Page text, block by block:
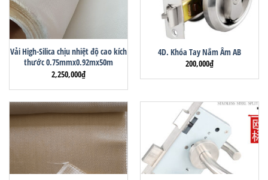
Vải High-Silica chịu nhiệt độ cao kích
thước 0.75mmx0.92mx50m
2,250,000₫
4D. Khóa Tay Nắm Âm AB
200,000₫